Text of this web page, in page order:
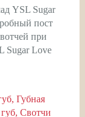
YSL Sugar
пост
при
Sugar Love
Губная
Свотчи